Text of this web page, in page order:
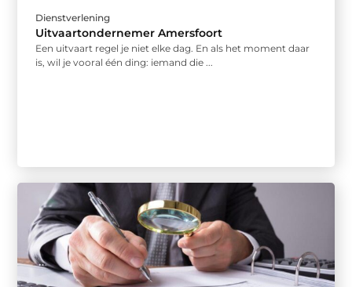
Dienstverlening
Uitvaartondernemer Amersfoort
Een uitvaart regel je niet elke dag. En als het moment daar
is, wil je vooral één ding: iemand die ...